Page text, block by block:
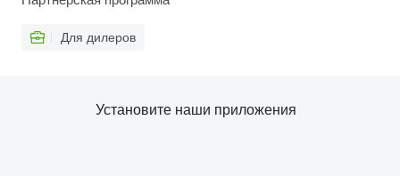
Для дилеров
Установите наши приложения